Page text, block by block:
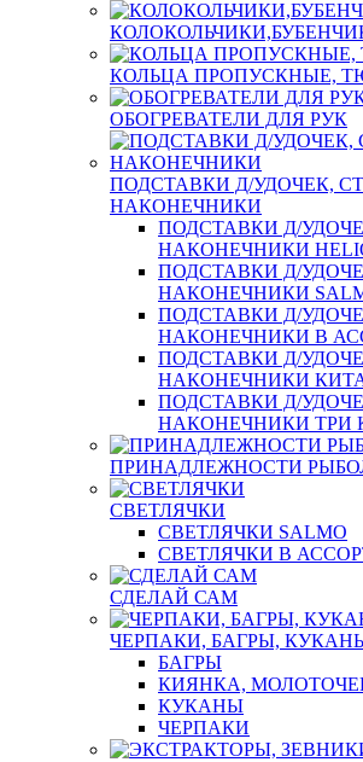
КОЛЬЦА ПРОПУСКНЫЕ,
ОБОГРЕВАТЕЛИ ДЛЯ РУК
ПОДСТАВКИ Д/УДОЧЕК,
НАКОНЕЧНИКИ
ПОДСТАВКИ Д/
НАКОНЕЧНИКИ
ПОДСТАВКИ Д/
НАКОНЕЧНИКИ
ПОДСТАВКИ Д/
НАКОНЕЧНИКИ В
ПОДСТАВКИ Д/
НАКОНЕЧНИКИ
ПОДСТАВКИ Д/
НАКОНЕЧНИКИ ТРИ
ПРИНАДЛЕЖНОСТИ
СВЕТЛЯЧКИ
СВЕТЛЯЧКИ SALMO
СВЕТЛЯЧКИ В
СДЕЛАЙ САМ
ЧЕРПАКИ, БАГРЫ,
БАГРЫ
КИЯНКА,
КУКАНЫ
ЧЕРПАКИ